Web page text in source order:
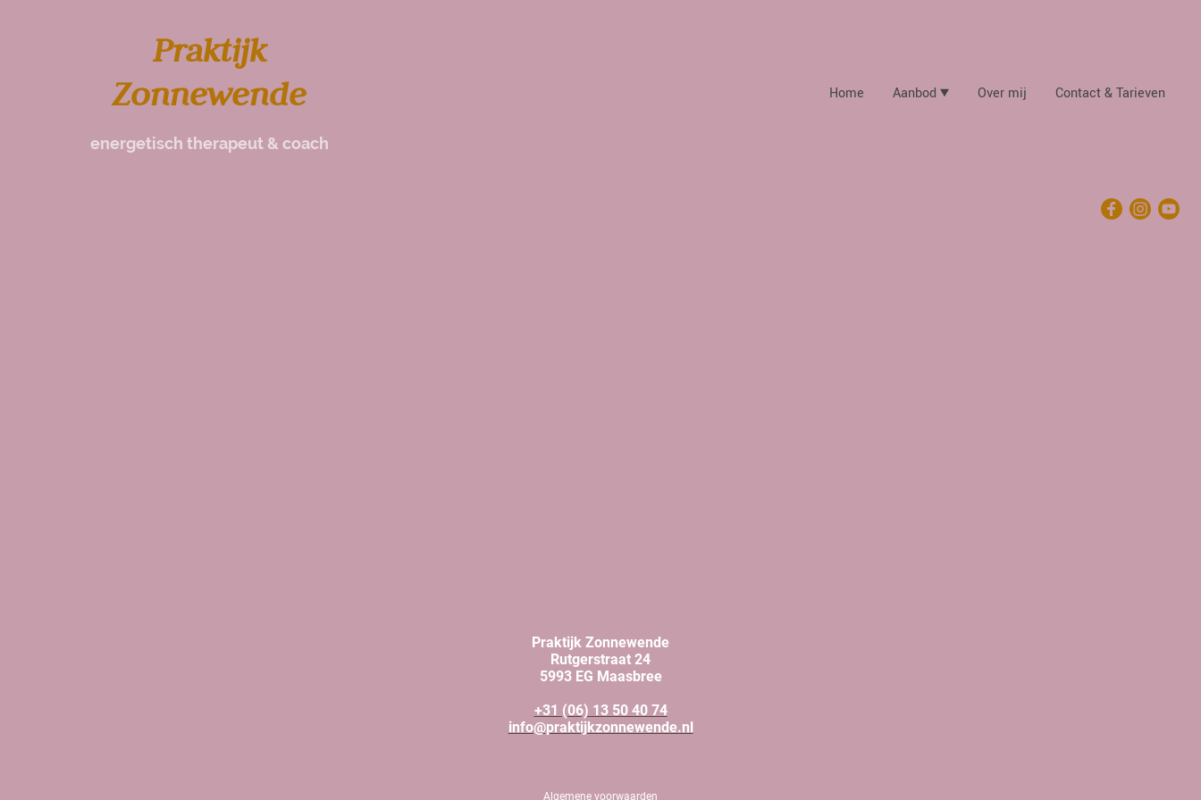
Praktijk
Zonnewende
energetisch therapeut & coach
Home Aanbod Over mij Contact & Tarieven
Praktijk Zonnewende
Rutgerstraat 24
5993 EG Maasbree
+31 (06) 13 50 40 74
info@praktijkzonnewende.nl
Algemene voorwaarden